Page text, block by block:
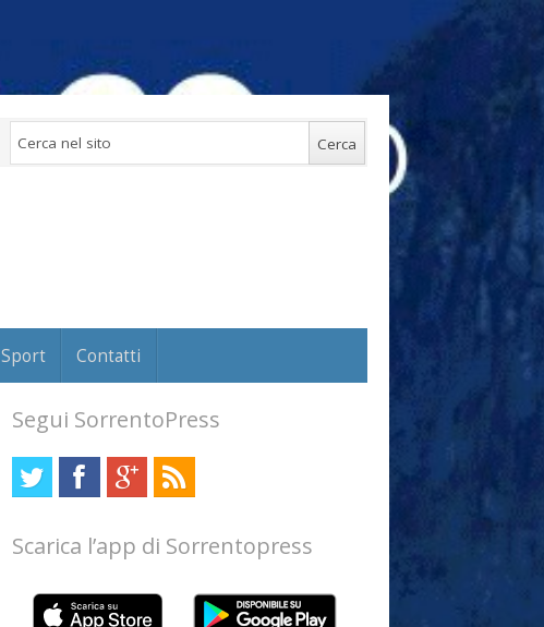
Sport Contatti
Segui SorrentoPress
Scarica l’app di Sorrentopress